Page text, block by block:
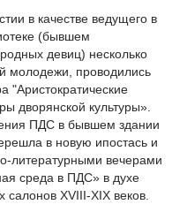
в качестве ведущего в
(бывшем
девиц) несколько
молодежи, проводились
"Аристократические
дворянской культуры».
ПДС в бывшем здании
в новую ипостась и
литературными вечерами
среда в ПДС» в духе
салонов XVIII-XIX веков.